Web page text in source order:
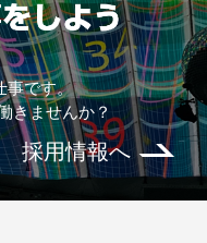
事です。
きませんか？
採用情報へ